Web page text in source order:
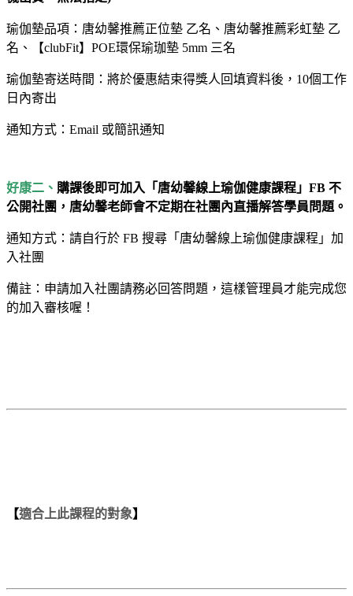
瑜伽墊品項：唐幼馨推薦正位墊 乙名、唐幼馨推薦彩虹墊 乙
名、【clubFit】POE環保瑜珈墊 5mm 三名
瑜伽墊寄送時間：將於優惠結束得獎人回填資料後，10個工作
日內寄出
通知方式：Email 或簡訊通知
好康二、 購課後即可加入「唐幼馨線上瑜伽健康課程」FB 不
公開社團，唐幼馨老師會不定期在社團內直播解答學員問題。
通知方式：請自行於 FB 搜尋「唐幼馨線上瑜伽健康課程」加
入社團
備註：申請加入社團請務必回答問題，這樣管理員才能完成您
的加入審核喔！
【適合上此課程的對象】